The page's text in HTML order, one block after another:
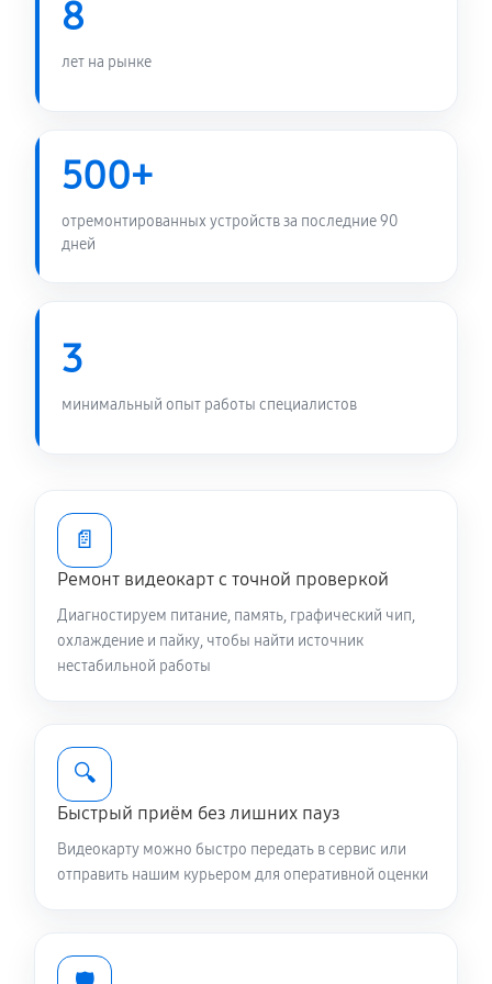
RTX3080-O10G-GAMING
Замена медных трубок
8
лет на рынке
500+
отремонтированных устройств за последние 90
дней
3
минимальный опыт работы специалистов
📄
Ремонт видеокарт с точной проверкой
Диагностируем питание, память, графический чип,
охлаждение и пайку, чтобы найти источник
нестабильной работы
🔍
Быстрый приём без лишних пауз
Видеокарту можно быстро передать в сервис или
отправить нашим курьером для оперативной оценки